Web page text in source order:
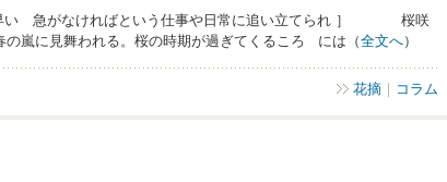
急がなければという仕事や日常に追い立てられ ］ 桜咲
の嵐に見舞われる。桜の時期が過ぎてくるころ には（全文へ）
花摘 コラム